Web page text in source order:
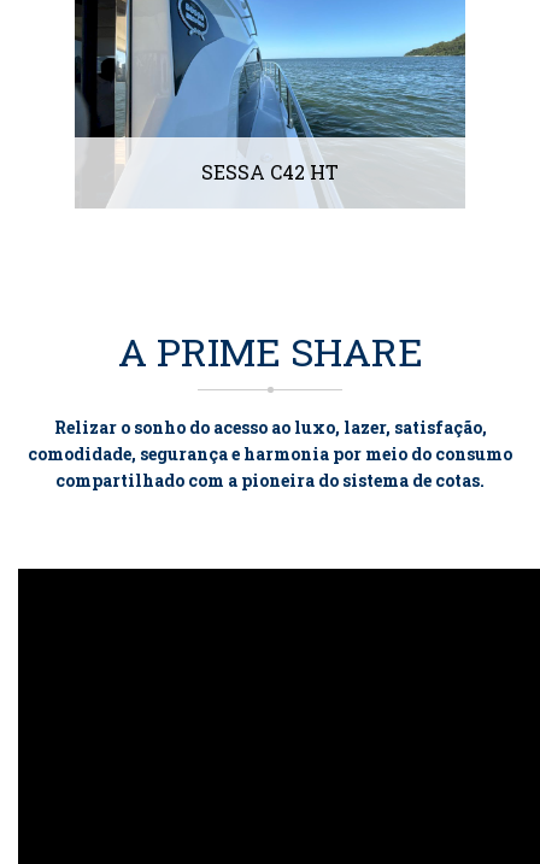
SESSA C42 HT
A PRIME SHARE
Relizar o sonho do acesso ao luxo, lazer, satisfação,
comodidade, segurança e harmonia por meio do consumo
compartilhado com a pioneira do sistema de cotas.